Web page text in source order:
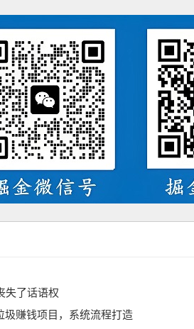
失了话语权
圾赚钱项目，系统流程打造